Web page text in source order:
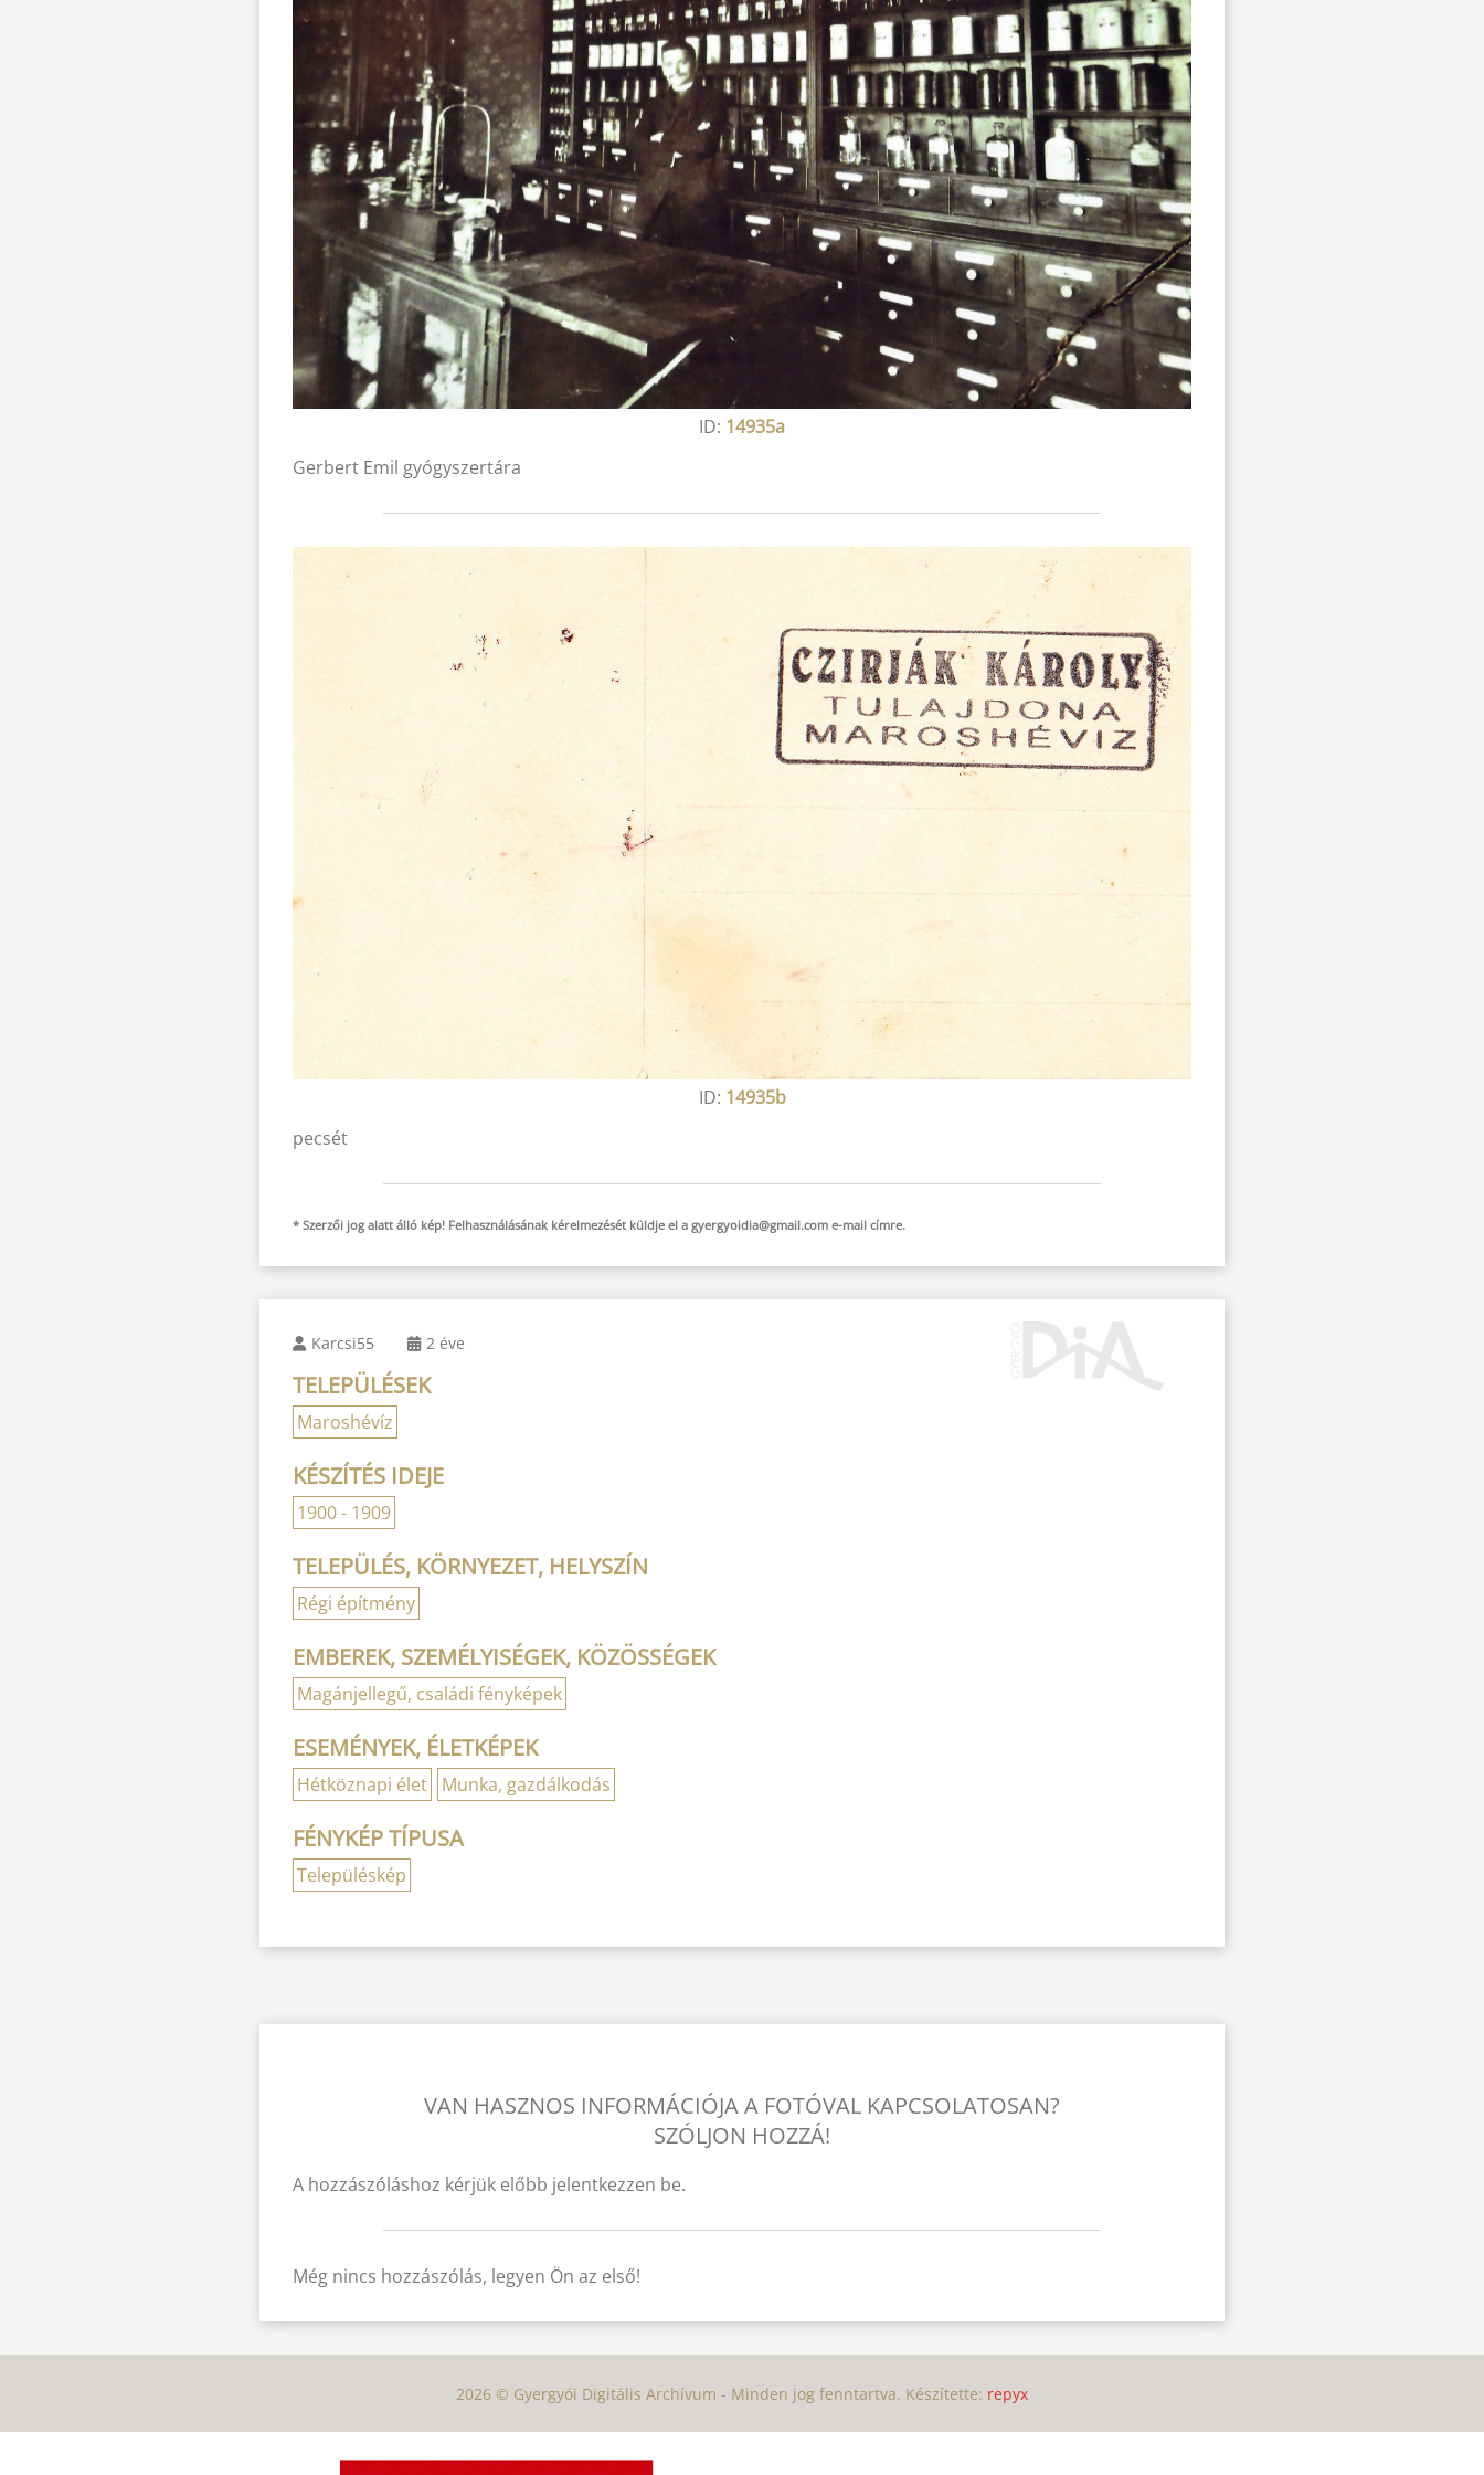
ID: 14935a
Gerbert Emil gyógyszertára
ID: 14935b
pecsét
* Szerzői jog alatt álló kép! Felhasználásának kérelmezését küldje el agyergyoidia@gmail.com e-mailcímre.
Karcsi55 2 éve
TELEPÜLÉSEK
Maroshévíz
KÉSZÍTÉS IDEJE
1900 - 1909
TELEPÜLÉS, KÖRNYEZET, HELYSZÍN
Régi építmény
EMBEREK, SZEMÉLYISÉGEK, KÖZÖSSÉGEK
Magánjellegű, családi fényképek
ESEMÉNYEK, ÉLETKÉPEK
Hétköznapi élet Munka, gazdálkodás
FÉNYKÉP TÍPUSA
Településkép
VAN HASZNOS INFORMÁCIÓJA A FOTÓVAL KAPCSOLATOSAN?
SZÓLJON HOZZÁ!
A hozzászóláshoz kérjük előbb jelentkezzen be.
Még nincs hozzászólás, legyen Ön az első!
2026 © Gyergyói Digitális Archívum - Minden jog fenntartva. Készítette: repyx